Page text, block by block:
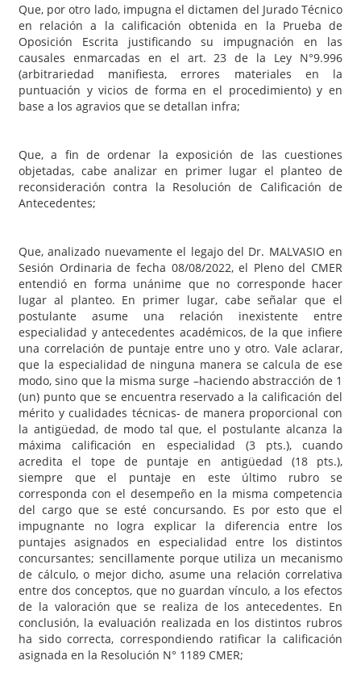
Que, por otro lado, impugna el dictamen del Jurado Técnico
en relación a la calificación obtenida en la Prueba de
Oposición Escrita justificando su impugnación en las
causales enmarcadas en el art. 23 de la Ley N°9.996
(arbitrariedad manifiesta, errores materiales en la
puntuación y vicios de forma en el procedimiento) y en
base a los agravios que se detallan infra;
Que, a fin de ordenar la exposición de las cuestiones
objetadas, cabe analizar en primer lugar el planteo de
reconsideración contra la Resolución de Calificación de
Antecedentes;
Que, analizado nuevamente el legajo del Dr. MALVASIO en
Sesión Ordinaria de fecha 08/08/2022, el Pleno del CMER
entendió en forma unánime que no corresponde hacer
lugar al planteo. En primer lugar, cabe señalar que el
postulante asume una relación inexistente entre
especialidad y antecedentes académicos, de la que infiere
una correlación de puntaje entre uno y otro. Vale aclarar,
que la especialidad de ninguna manera se calcula de ese
modo, sino que la misma surge –haciendo abstracción de 1
(un) punto que se encuentra reservado a la calificación del
mérito y cualidades técnicas- de manera proporcional con
la antigüedad, de modo tal que, el postulante alcanza la
máxima calificación en especialidad (3 pts.), cuando
acredita el tope de puntaje en antigüedad (18 pts.),
siempre que el puntaje en este último rubro se
corresponda con el desempeño en la misma competencia
del cargo que se esté concursando. Es por esto que el
impugnante no logra explicar la diferencia entre los
puntajes asignados en especialidad entre los distintos
concursantes; sencillamente porque utiliza un mecanismo
de cálculo, o mejor dicho, asume una relación correlativa
entre dos conceptos, que no guardan vínculo, a los efectos
de la valoración que se realiza de los antecedentes. En
conclusión, la evaluación realizada en los distintos rubros
ha sido correcta, correspondiendo ratificar la calificación
asignada en la Resolución N° 1189 CMER;